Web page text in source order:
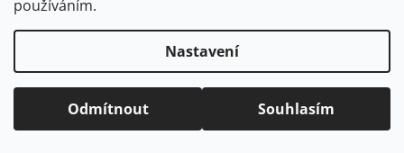
používáním.
Nastavení
Odmítnout Souhlasím
FriXion Family - Bullet Journal dárková sada